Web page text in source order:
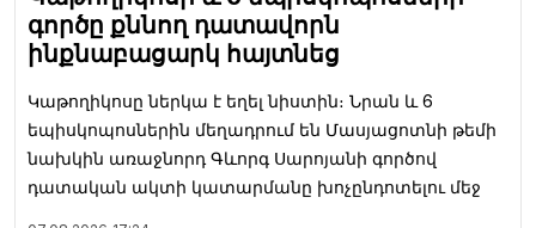
գործը քննող դատավորն
ինքնաբացարկ հայտնեց
Կաթողիկոսը ներկա է եղել նիստին։ Նրան և 6
եպիսկոպոսներին մեղադրում են Մասյացոտնի թեմի
նախկին առաջնորդ Գևորգ Սարոյանի գործով
դատական ակտի կատարմանը խոչընդոտելու մեջ